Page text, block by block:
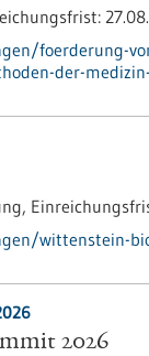
foerderung-
der-
wittenstein-
2026